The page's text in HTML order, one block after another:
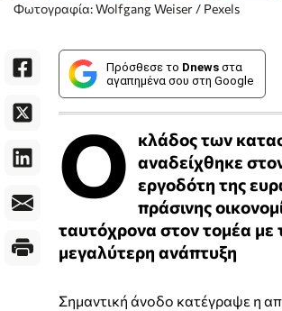
Φωτογραφία: Wolfgang Weiser / Pexels
Πρόσθεσε το Dnews στα
αγαπημένα σου στη Google
Ο κλάδος των
αναδείχθηκε
εργοδότη της
πράσινης
ταυτόχρονα στον τομέα με
μεγαλύτερη ανάπτυξη
Σημαντική άνοδο κατέγραψε η